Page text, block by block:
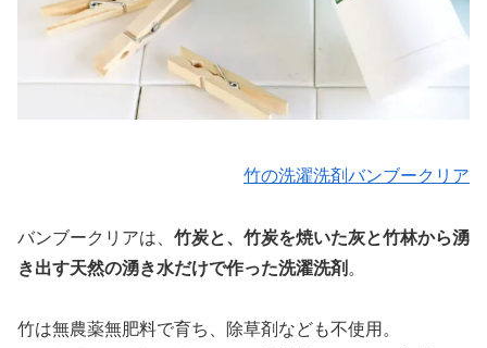
竹の洗濯洗剤バンブークリア
バンブークリアは、 竹炭と、竹炭を焼いた灰と竹林から湧
き出す天然の湧き水だけで作った洗濯洗剤 。
竹は無農薬無肥料で育ち、除草剤なども不使用。